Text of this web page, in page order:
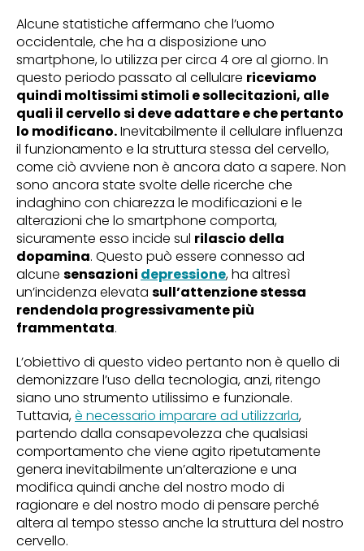
Alcune statistiche affermano che l’uomo
occidentale, che ha a disposizione uno
smartphone, lo utilizza per circa 4 ore al giorno. In
questo periodo passato al cellulare riceviamo
quindi moltissimi stimoli e sollecitazioni, alle
quali il cervello si deve adattare e che pertanto
lo modificano.Inevitabilmente il cellulare influenza
il funzionamento e la struttura stessa del cervello,
come ciò avviene non è ancora dato a sapere. Non
sono ancora state svolte delle ricerche che
indaghino con chiarezza le modificazioni e le
alterazioni che lo smartphone comporta,
sicuramente esso incide sul rilascio della
dopamina. Questo può essere connesso ad
alcune sensazioni depressione, ha altresì
un’incidenza elevata sull’attenzione stessa
rendendola progressivamente più
frammentata.
L’obiettivo di questo video pertanto non è quello di
demonizzare l’uso della tecnologia, anzi, ritengo
siano uno strumento utilissimo e funzionale.
Tuttavia,è necessario imparare ad utilizzarla,
partendo dalla consapevolezza che qualsiasi
comportamento che viene agito ripetutamente
genera inevitabilmente un’alterazione e una
modifica quindi anche del nostro modo di
ragionare e del nostro modo di pensare perché
altera al tempo stesso anche la struttura del nostro
cervello.